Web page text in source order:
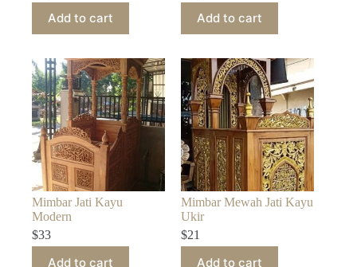
Add to cart Add to cart
Mimbar Jati Kayu
Modern
$33
Add to cart
Mimbar Mewah Jati Kayu
Ukir
$21
Add to cart